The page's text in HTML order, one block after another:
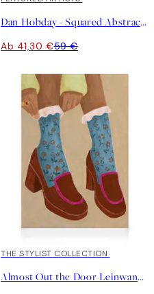
Dan Hobday - Squared Abstract Leinwandbild
Ab 41,30 €59 €
30%*
THE STYLIST COLLECTION
Almost Out the Door Leinwandbild